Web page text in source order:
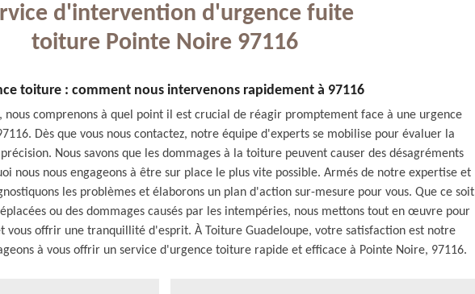
d'intervention d'urgence fuite
toiture Pointe Noire 97116
toiture : comment nous intervenons rapidement à 97116
nous comprenons à quel point il est crucial de réagir promptement face à une urgence
Dès que vous nous contactez, notre équipe d'experts se mobilise pour évaluer la
Nous savons que les dommages à la toiture peuvent causer des désagréments
nous nous engageons à être sur place le plus vite possible. Armés de notre expertise et
les problèmes et élaborons un plan d'action sur-mesure pour vous. Que ce soit
ou des dommages causés par les intempéries, nous mettons tout en œuvre pour
vous offrir une tranquillité d'esprit. À Toiture Guadeloupe, votre satisfaction est notre
à vous offrir un service d'urgence toiture rapide et efficace à Pointe Noire, 97116.